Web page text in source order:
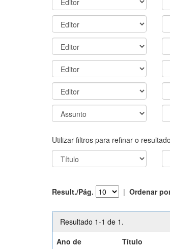
Utilizar filtros para refinar o
Result./Pág. | Ordenar
Resultado 1-1 de 1.
Ano de
Título